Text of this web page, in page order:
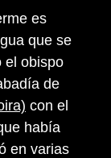
es
que se
el obispo
de
con el
había
en varias